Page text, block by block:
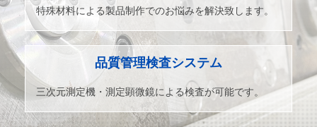
特殊材料による製品制作でのお悩みを解決致します。
品質管理検査システム
三次元測定機・測定顕微鏡による検査が可能です。